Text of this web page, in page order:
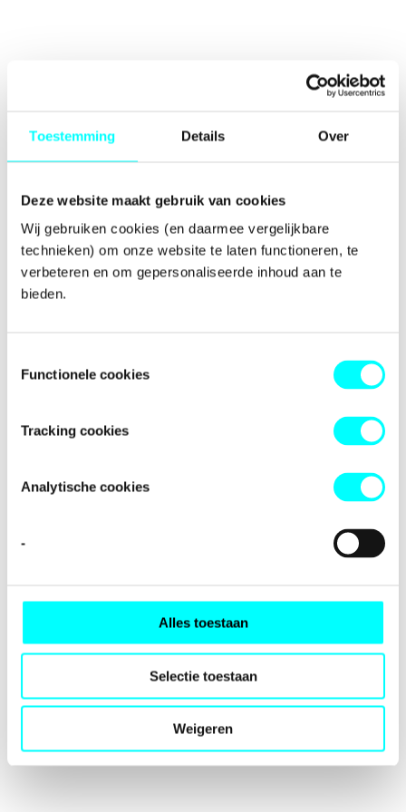
Toestemming Details Over
Deze website maakt gebruik van cookies
Wij gebruiken cookies (en daarmee vergelijkbare
technieken) om onze website te laten functioneren, te
verbeteren en om gepersonaliseerde inhoud aan te
bieden.
Functionele cookies
Tracking cookies
Analytische cookies
-
Alles toestaan
Selectie toestaan
Weigeren
-side exception has occurred while
browser consolefor